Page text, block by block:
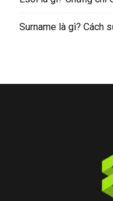
Surname là gì? Cách